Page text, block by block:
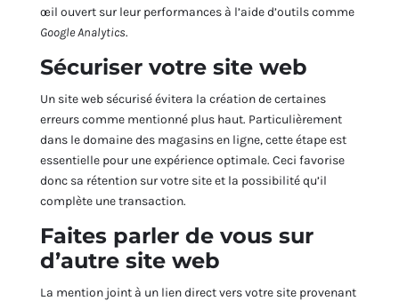
œil ouvert sur leur performances à l’aide d’outils comme
Google Analytics.
Sécuriser votre site web
Un site web sécurisé évitera la création de certaines
erreurs comme mentionné plus haut. Particulièrement
dans le domaine des magasins en ligne, cette étape est
essentielle pour une expérience optimale. Ceci favorise
donc sa rétention sur votre site et la possibilité qu’il
complète une transaction.
Faites parler de vous sur
d’autre site web
La mention joint à un lien direct vers votre site provenant